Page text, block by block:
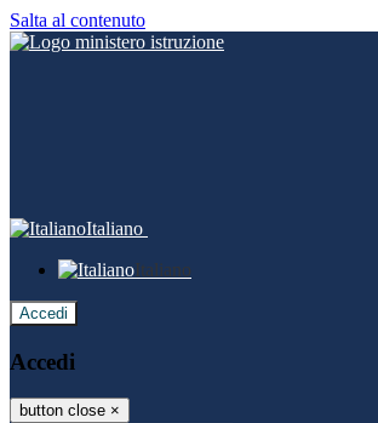
Salta al contenuto
Italiano
Italiano
Accedi
Accedi
button close ×